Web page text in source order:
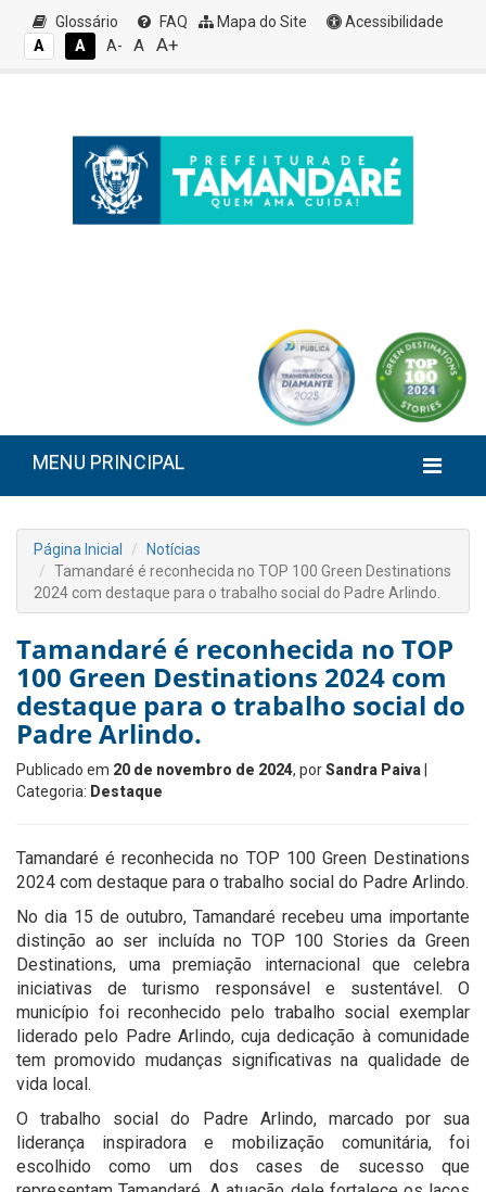
Glossário FAQ Mapa do Site
Acessibilidade
A
A A- A A+
MENU PRINCIPAL
Página Inicial
Notícias
Tamandaré é reconhecida no TOP 100 Green Destinations
2024 com destaque para o trabalho social do Padre Arlindo.
Tamandaré é reconhecida no TOP
100 Green Destinations 2024 com
destaque para o trabalho social do
Padre Arlindo.
Publicado em 20 de novembro de 2024, porSandra Paiva
Categoria: Destaque
Tamandaré é reconhecida no TOP 100 Green Destinations
2024 com destaque para o trabalho social do Padre Arlindo.
No dia 15 de outubro, Tamandaré recebeu uma importante
distinção ao ser incluída no TOP 100 Stories da Green
Destinations, uma premiação internacional que celebra
iniciativas de turismo responsável e sustentável. O
município foi reconhecido pelo trabalho social exemplar
liderado pelo Padre Arlindo, cuja dedicação à comunidade
tem promovido mudanças significativas na qualidade de
vida local.
O trabalho social do Padre Arlindo, marcado por sua
liderança inspiradora e mobilização comunitária, foi
escolhido como um dos cases de sucesso que